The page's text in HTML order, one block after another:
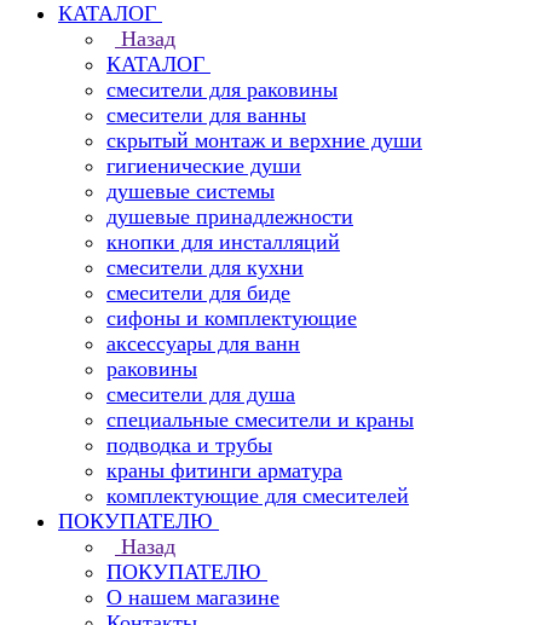
КАТАЛОГ
Назад
КАТАЛОГ
смесители для раковины
смесители для ванны
скрытый монтаж и верхние души
гигиенические души
душевые системы
душевые принадлежности
кнопки для инсталляций
смесители для кухни
смесители для биде
сифоны и комплектующие
аксессуары для ванн
раковины
смесители для душа
специальные смесители и краны
подводка и трубы
краны фитинги арматура
комплектующие для смесителей
ПОКУПАТЕЛЮ
Назад
ПОКУПАТЕЛЮ
О нашем магазине